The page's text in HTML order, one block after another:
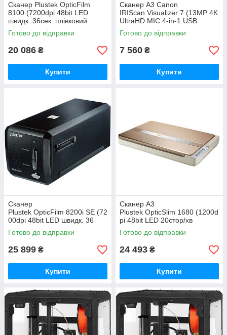
Сканер Plustek OpticFilm
8100 (7200dpi 48bit LED
швидк. 36сек. плівковий
слайд-сканер синій) (0225TS)
Готово до відправки
20 086 ₴
Купити
Сканер A3 Canon
IRIScan Visualizer 7 (13MP 4K
UltraHD MIC 4-in-1 USB
книжковий блакитний)
(464412/4430V326)
Готово до відправки
7 560 ₴
Купити
Сканер
Plustek OpticFilm 8200i SE (72
00dpi 48bit LED швидк. 36
сек. плівк.слайд-сканер
чорний) (0226TS)
Готово до відправки
25 899 ₴
Купити
Сканер А3
Plustek OpticSlim 1680 (1200d
pi 48bit LED 20стор/хв
планшетний бронзовий)
(0261TS)
Готово до відправки
24 493 ₴
Купити